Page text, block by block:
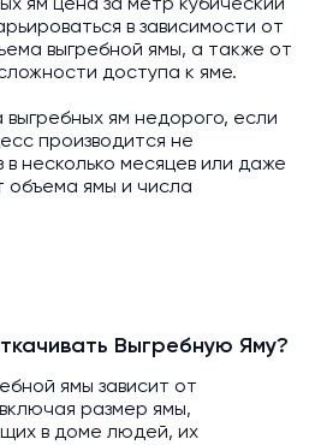
ям цена за метр кубический
в зависимости от
выгребной ямы, а также от
доступа к яме.
выгребных ям недорого, если
производится не
несколько месяцев или даже
объема ямы и числа
Выгребную Яму?
ямы зависит от
размер ямы,
в доме людей, их